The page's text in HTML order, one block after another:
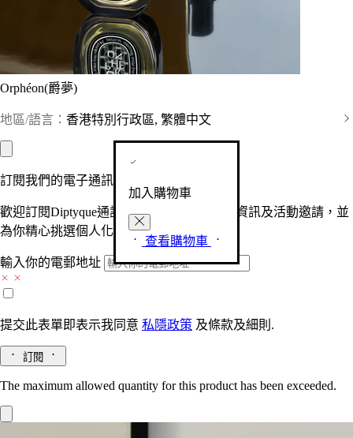
Orphéon(爵夢)
地區/語言： 香港特別行政區, 繁體中文
加入購物車
查看購物車
訂閱我們的電子通訊
歡迎訂閱Diptyque通訊，接收品牌最新產品資訊及活動邀請，並
為你精心挑選個人化的驚喜及禮物。
輸入你的電郵地址
提交此表單即表示我同意 私隱政策 及條款及細則.
訂閱
The maximum allowed quantity for this product has been exceeded.